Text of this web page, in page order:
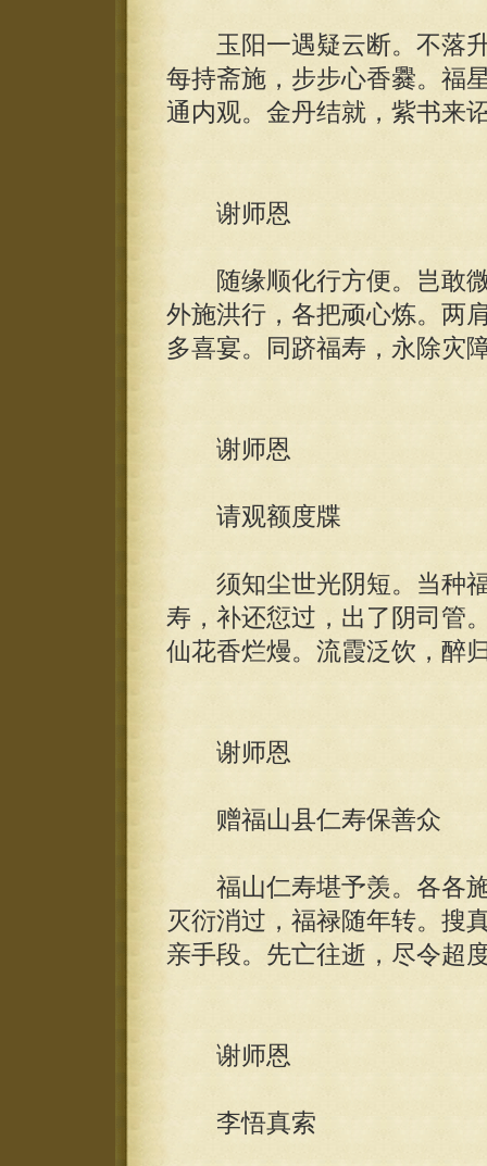
玉阳一遇疑云断。不落升
每持斋施，步步心香爨。福
通内观。金丹结就，紫书来
谢师恩
随缘顺化行方便。岂敢微
外施洪行，各把顽心炼。两
多喜宴。同跻福寿，永除灾
谢师恩
请观额度牒
须知尘世光阴短。当种福
寿，补还愆过，出了阴司管
仙花香烂熳。流霞泛饮，醉
谢师恩
赠福山县仁寿保善众
福山仁寿堪予羡。各各施
灭衍消过，福禄随年转。搜
亲手段。先亡往逝，尽令超
谢师恩
李悟真索